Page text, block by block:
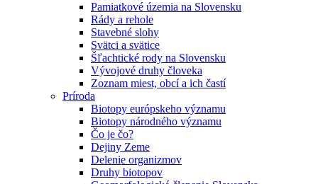
Pamiatkové územia na Slovensku
Rády a rehole
Stavebné slohy
Svätci a svätice
Šľachtické rody na Slovensku
Vývojové druhy človeka
Zoznam miest, obcí a ich častí
Príroda
Biotopy európskeho významu
Biotopy národného významu
Čo je čo?
Dejiny Zeme
Delenie organizmov
Druhy biotopov